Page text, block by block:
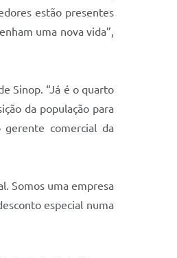
estão presentes
uma nova vida”,
Sinop. “Já é o quarto
da população para
comercial da
Somos uma empresa
especial numa